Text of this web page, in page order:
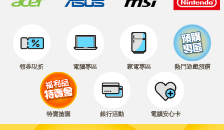
領券現折 電腦專區 家電專區 熱門遊戲預購
特賣搶購 銀行活動 電腦安心卡